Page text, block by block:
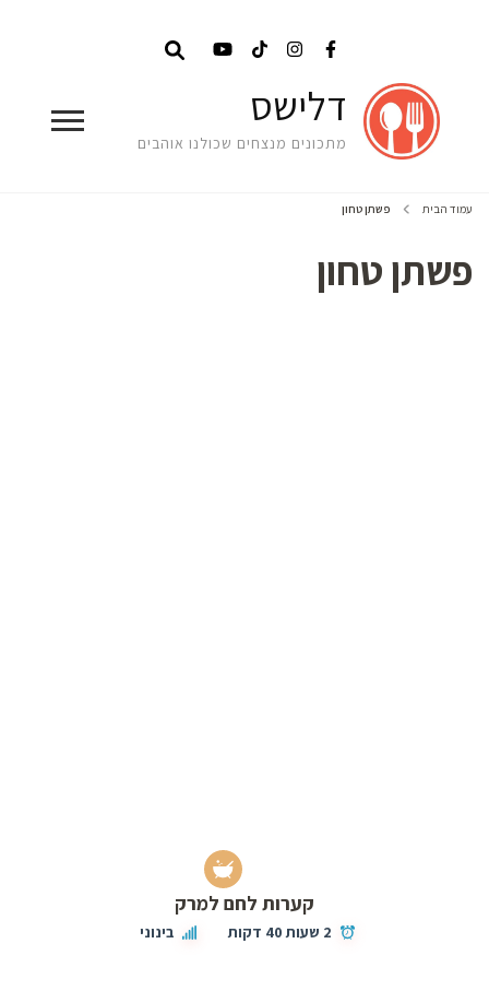
דלישס
מתכונים מנצחים שכולנו אוהבים
עמוד הבית פשתן טחון
פשתן טחון
קערות לחם למרק
2 שעות 40 דקות בינוני